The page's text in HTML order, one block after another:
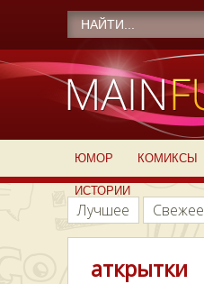
ЮМОР КОМИКСЫ
ИСТОРИИ
Лучшее Свежее
аткрытки